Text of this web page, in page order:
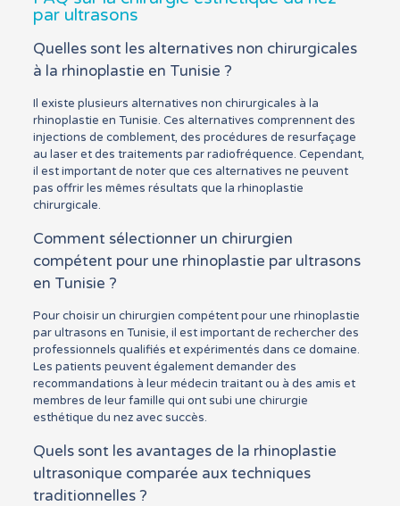
par ultrasons
Quelles sont les alternatives non chirurgicales
à la rhinoplastie en Tunisie ?
Il existe plusieurs alternatives non chirurgicales à la
rhinoplastie en Tunisie. Ces alternatives comprennent des
injections de comblement, des procédures de resurfaçage
au laser et des traitements par radiofréquence. Cependant,
il est important de noter que ces alternatives ne peuvent
pas offrir les mêmes résultats que la rhinoplastie
chirurgicale.
Comment sélectionner un chirurgien
compétent pour une rhinoplastie par ultrasons
en Tunisie ?
Pour choisir un chirurgien compétent pour une rhinoplastie
par ultrasons en Tunisie, il est important de rechercher des
professionnels qualifiés et expérimentés dans ce domaine.
Les patients peuvent également demander des
recommandations à leur médecin traitant ou à des amis et
membres de leur famille qui ont subi une chirurgie
esthétique du nez avec succès.
Quels sont les avantages de la rhinoplastie
ultrasonique comparée aux techniques
traditionnelles ?